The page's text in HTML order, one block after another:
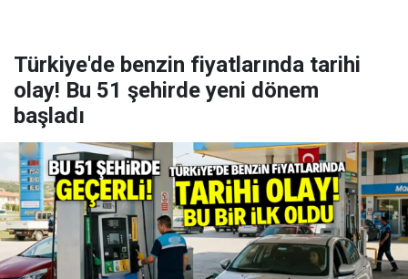
Türkiye'de benzin fiyatlarında tarihi
olay! Bu 51 şehirde yeni dönem
başladı